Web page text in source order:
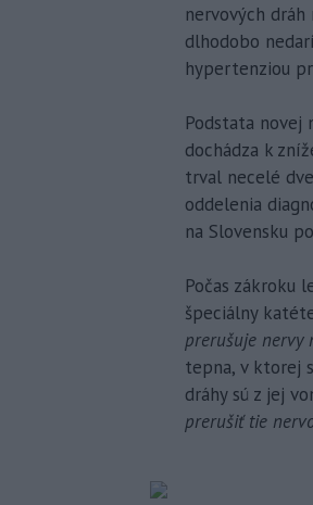
nervových
dlhodobo
hypertenziou
Podstata novej
dochádza k
trval necelé
oddelenia
na Slovensku
Počas zákroku
špeciálny
prerušuje nervy
tepna, v ktorej
dráhy sú z jej
prerušiť tie